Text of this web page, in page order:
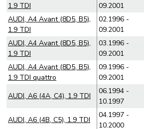
1.9 TDI
09.2001
AUDI, A4 Avant (8D5, B5),
1.9 TDI
02.1996 -
09.2001
AUDI, A4 Avant (8D5, B5),
1.9 TDI
03.1996 -
09.2001
AUDI, A4 Avant (8D5, B5),
1.9 TDI quattro
09.1996 -
09.2001
AUDI, A6 (4A, C4), 1.9 TDI
06.1994 -
10.1997
AUDI, A6 (4B, C5), 1.9 TDI
04.1997 -
10.2000